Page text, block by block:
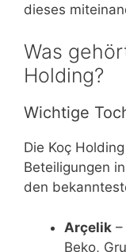
dieses
Was
Holding?
Wichtige
Die Koç
Beteiligungen
den
Arçelik
Beko,